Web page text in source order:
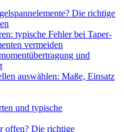
Die richtige
typische Fehler bei Taper-
vermeiden
und
auswählen: Maße, Einsatz
und typische
offen? Die richtige